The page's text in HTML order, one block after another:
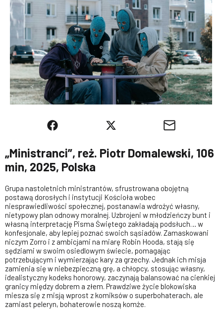
„Ministranci”, reż. Piotr Domalewski, 106
min, 2025, Polska
Grupa nastoletnich ministrantów, sfrustrowana obojętną
postawą dorosłych i instytucji Kościoła wobec
niesprawiedliwości społecznej, postanawia wdrożyć własny,
nietypowy plan odnowy moralnej. Uzbrojeni w młodzieńczy bunt i
własną interpretację Pisma Świętego zakładają podsłuch… w
konfesjonale, aby lepiej poznać swoich sąsiadów. Zamaskowani
niczym Zorro i z ambicjami na miarę Robin Hooda, stają się
sędziami w swoim osiedlowym świecie, pomagając
potrzebującym i wymierzając kary za grzechy. Jednak ich misja
zamienia się w niebezpieczną grę, a chłopcy, stosując własny,
idealistyczny kodeks honorowy, zaczynają balansować na cienkiej
granicy między dobrem a złem. Prawdziwe życie blokowiska
miesza się z misją wprost z komiksów o superbohaterach, ale
zamiast peleryn, bohaterowie noszą komże.